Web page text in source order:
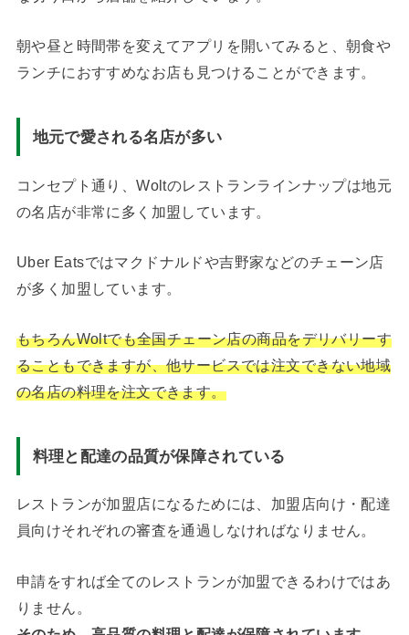
朝や昼と時間帯を変えてアプリを開いてみると、朝食や
ランチにおすすめなお店も見つけることができます。
地元で愛される名店が多い
コンセプト通り、Woltのレストランラインナップは地元
の名店が非常に多く加盟しています。
Uber Eatsではマクドナルドや吉野家などのチェーン店
が多く加盟しています。
もちろんWoltでも全国チェーン店の商品をデリバリーす
ることもできますが、他サービスでは注文できない地域
の名店の料理を注文できます。
料理と配達の品質が保障されている
レストランが加盟店になるためには、加盟店向け・配達
員向けそれぞれの審査を通過しなければなりません。
申請をすれば全てのレストランが加盟できるわけではあ
りません。